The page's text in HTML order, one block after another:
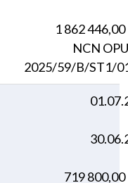
1 862
NCN
2025/59/B/ST1/
719